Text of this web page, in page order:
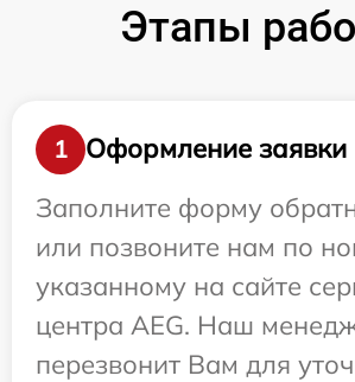
Этапы
1
Оформление заявки
Заполните форму
или позвоните нам по
указанному на сайте
центра AEG. Наш
перезвонит Вам для